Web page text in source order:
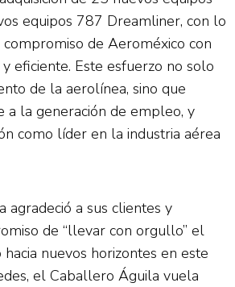
equipos 787 Dreamliner, con lo
de Aeroméxico con
eficiente. Este esfuerzo no solo
de la aerolínea, sino que
a la generación de empleo, y
como líder en la industria aérea
agradeció a sus clientes y
de “llevar con orgullo” el
nuevos horizontes en este
el Caballero Águila vuela